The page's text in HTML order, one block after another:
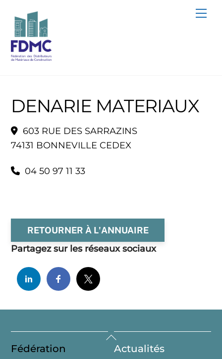
content
DENARIE MATERIAUX
603 RUE DES SARRAZINS
74131 BONNEVILLE CEDEX
04 50 97 11 33
RETOURNER À L'ANNUAIRE
Partagez sur les réseaux sociaux
Back
To
Fédération Actualités